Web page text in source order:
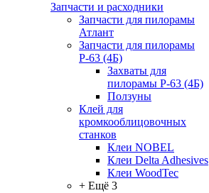
Запчасти и расходники
Запчасти для пилорамы
Атлант
Запчасти для пилорамы
Р-63 (4Б)
Захваты для
пилорамы Р-63 (4Б)
Ползуны
Клей для
кромкооблицовочных
станков
Клеи NOBEL
Клеи Delta Adhesives
Клеи WoodTec
+ Ещё 3